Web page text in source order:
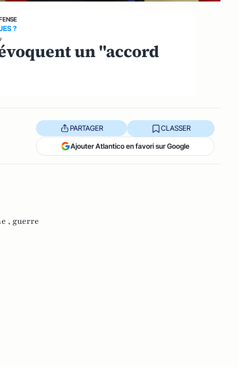
?
un "accord
PARTAGER CLASSER
Ajouter Atlantico en favori sur Google
, guerre